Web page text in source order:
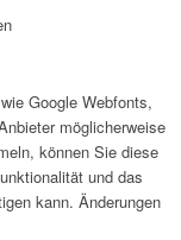
Google Webfonts,
möglicherweise
können Sie diese
und das
kann. Änderungen